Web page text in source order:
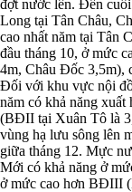
đợt nước lên. Đến
Long tại Tân Châu,
cao nhất năm tại Tân
đầu tháng 10, ở mức
4m, Châu Đốc 3,5m),
Đối với khu vực nội
năm có khả năng
(BĐII tại Xuân Tô là
vùng hạ lưu sông lên
giữa tháng 12. Mực
Mới có khả năng ở
ở mức cao hơn BĐIII